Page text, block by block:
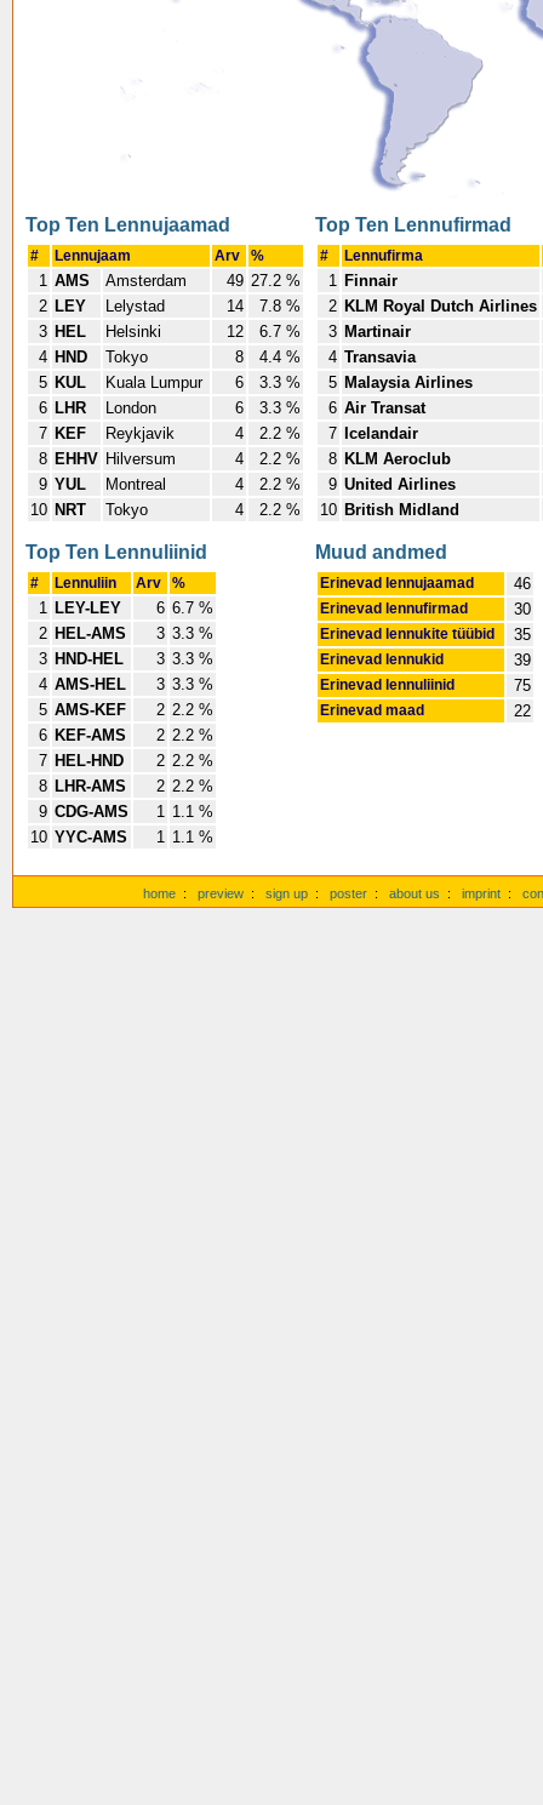
Top Ten Lennujaamad
# Lennujaam Arv %
1 AMS Amsterdam 49 27.2 %
2 LEY Lelystad 14
7.8 %
3 HEL Helsinki 12
6.7 %
4 HND Tokyo 8
4.4 %
5 KUL Kuala Lumpur 6
3.3 %
6 LHR London 6
3.3 %
7 KEF Reykjavik 4
2.2 %
8 EHHV Hilversum 4
2.2 %
9 YUL Montreal 4
2.2 %
10 NRT Tokyo 4 2.2 %
Top Ten Lennufirmad
# Lennufirma
1 Finnair
2 KLM Royal Dutch Airlines
3 Martinair
4 Transavia
5 Malaysia Airlines
6 Air Transat
7
Icelandair
8 KLM Aeroclub
9 United Airlines
10 British Midland
Top Ten Lennuliinid
# Lennuliin Arv %
1 LEY-LEY 6 6.7 %
2 HEL-AMS 3 3.3 %
3 HND-HEL 3 3.3 %
4 AMS-HEL 3 3.3 %
5 AMS-KEF 2 2.2 %
6 KEF-AMS 2 2.2 %
7 HEL-HND 2 2.2 %
8 LHR-AMS 2 2.2 %
9 CDG-AMS 1 1.1 %
10 YYC-AMS 1 1.1 %
Muud andmed
Erinevad lennujaamad 46
Erinevad lennufirmad 30
Erinevad lennukite tüübid 35
Erinevad lennukid 39
Erinevad lennuliinid 75
Erinevad maad 22
home : preview : sign up : poster : about us : imprint :